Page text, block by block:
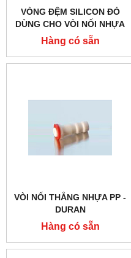
VÒNG ĐỆM SILICON ĐỎ
DÙNG CHO VÒI NỐI NHỰA
PP - DURAN
Hàng có sẵn
VÒI NỐI THẲNG NHỰA PP -
DURAN
Hàng có sẵn